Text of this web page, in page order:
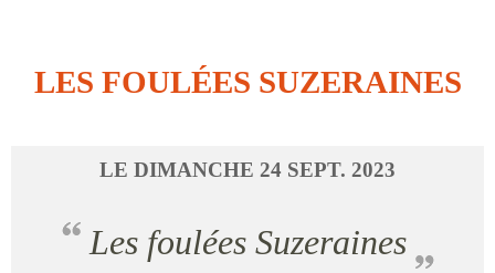
LES FOULÉES SUZERAINES
LE DIMANCHE 24 SEPT. 2023
Les foulées Suzeraines